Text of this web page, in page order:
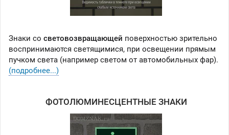
Знаки со световозвращающей поверхностью зрительно
воспринимаются светящимися, при освещении прямым
пучком света (например светом от автомобильных фар).
(подробнее...)
ФОТОЛЮМИНЕСЦЕНТНЫЕ ЗНАКИ